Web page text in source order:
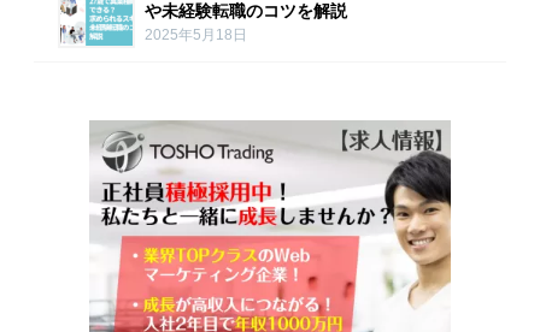
や未経験転職のコツを解説
2025年5月18日